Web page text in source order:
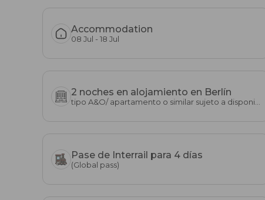
Accommodation
08 Jul - 18 Jul
2 noches en alojamiento en Berlín
Pase de Interrail para 4 días
(Global pass)